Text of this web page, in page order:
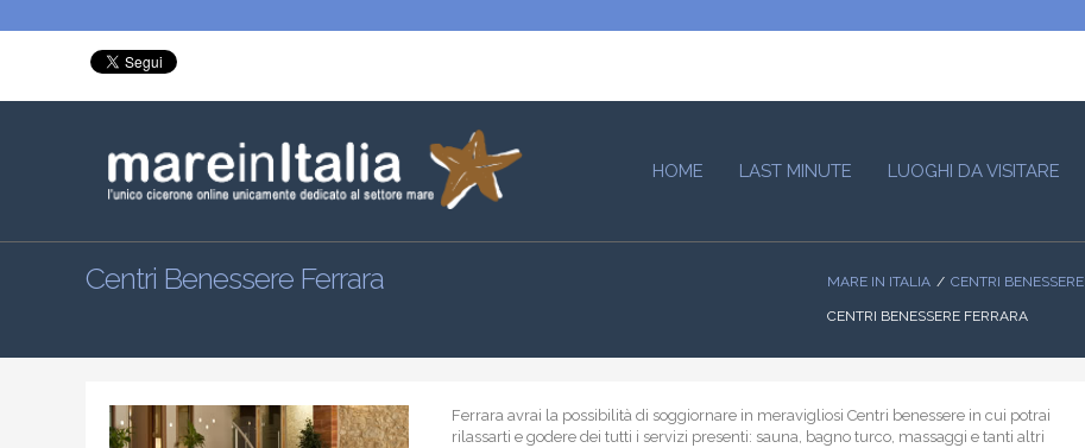
HOME LAST MINUTE LUOGHI DA VISITARE
Centri Benessere Ferrara MARE IN ITALIA CENTRI BENESSERE
CENTRI BENESSERE FERRARA
Ferrara avrai la possibilità di soggiornare in meravigliosi Centri benessere in cui potrai
rilassarti e godere dei tutti i servizi presenti: sauna, bagno turco, massaggi e tanti altri